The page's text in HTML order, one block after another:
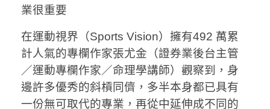
業很重要
在運動視界（Sports Vision）擁有492 萬累
計人氣的專欄作家張尤金（證券業後台主管
／運動專欄作家／命理學講師）觀察到，身
邊許多優秀的斜槓同儕，多半本身都已具有
一份無可取代的專業，再從中延伸成不同的